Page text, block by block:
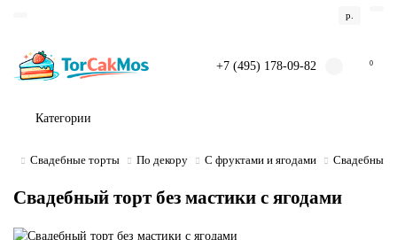
р.
+7 (495) 178-09-82 0
Категории
Свадебные торты По декору С фруктами и ягодами Свадебный
Свадебный торт без мастики с ягодами